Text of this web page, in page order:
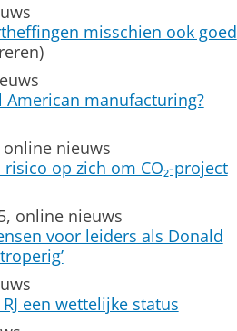
misschien ook goed
manufacturing?
online nieuws
op zich om CO₂-project
online nieuws
voor leiders als Donald
een wettelijke status